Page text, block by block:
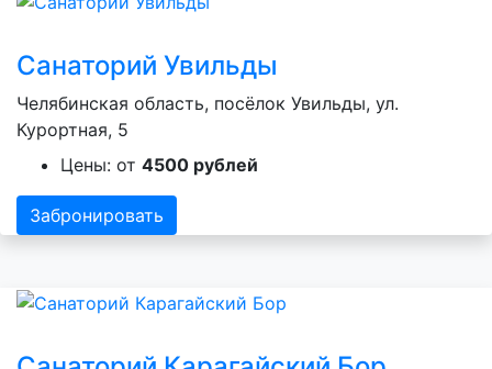
Санаторий Увильды
Челябинская область, посёлок Увильды, ул.
Курортная, 5
Цены: от 4500 рублей
Забронировать